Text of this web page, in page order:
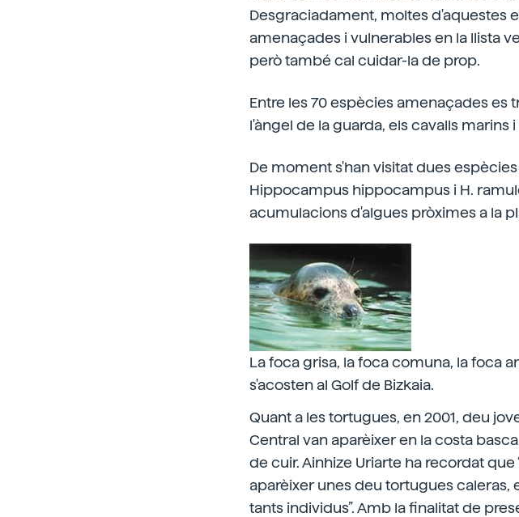
Desgraciadament, moltes d'aquestes
amenaçades i vulnerables en la llista
però també cal cuidar-la de prop.
Entre les 70 espècies amenaçades es
l'àngel de la guarda, els cavalls marins
De moment s'han visitat dues
Hippocampus hippocampus i H.
acumulacions d'algues pròximes a la
La foca grisa, la foca comuna, la foca
s'acosten al Golf de Bizkaia.
Quant a les tortugues, en 2001, deu
Central van aparèixer en la costa
de cuir. Ainhize Uriarte ha recordat que
aparèixer unes deu tortugues caleras,
tants individus”. Amb la finalitat de